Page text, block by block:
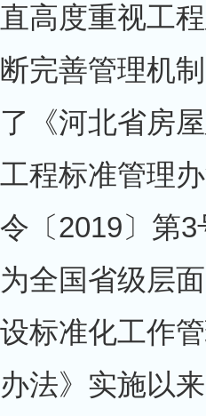
度重视工程
完善管理机
《河北省房
程标准管理
〔2019〕第3
为全国省级层
标准化工作
法》实施以